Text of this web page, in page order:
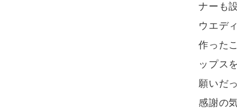
ナーも
ウエデ
作った
ップス
願いだ
感謝の